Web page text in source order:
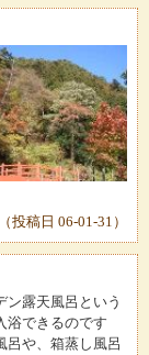
投稿日 06-01-31）
ン露天風呂という
浴できるのです
呂や、箱蒸し風呂